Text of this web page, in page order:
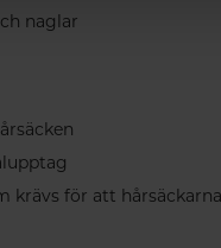
naglar
krävs för att